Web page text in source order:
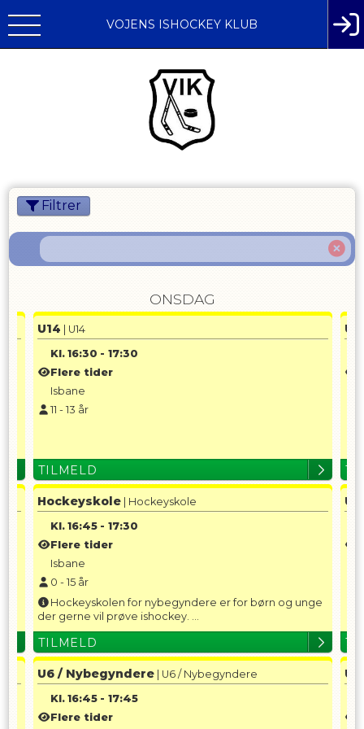
VOJENS ISHOCKEY KLUB
Filtrer
ONSDAG
U14
| U14
Kl. 16:30 -17:30
Flere tider
Isbane
11 -13 år
TILMELD
Hockeyskole
| Hockeyskole
Kl. 16:45 -17:30
Flere tider
Isbane
0 -15 år
Hockeyskolen for nybegyndere er for børn og unge
der gerne vil prøve ishockey. ...
TILMELD
U6 / Nybegyndere
| U6 / Nybegyndere
Kl. 16:45 -17:45
Flere tider